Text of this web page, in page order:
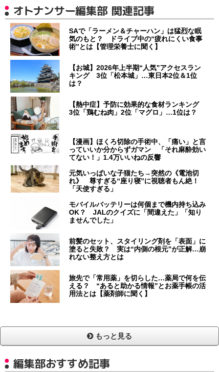
オトナンサー編集部 関連記事
SAで「ラーメン＆チャーハン」は猛烈な眠
気のもと？ ドライブ中の“疲れにくい食事
術”とは【管理栄養士に聞く】
【お城】2026年上半期“人気”アクセスラン
キング 3位「松本城」…東日本2位＆1位
は？
【熱中症】予防に効果的な食材ランキング
3位「鶏むね肉」2位「マグロ」…1位は？
【漫画】ほくろ切除の手術中、「痛い」と言
っていいか分からずガマン 「それ麻酔効い
てない！」1.4万いいねの反響
元気いっぱいな子猫たち→突然の《電池切
れ》 尊すぎる“座り寝”に視聴者もん絶！
「天使すぎる」
モバイルバッテリーは何個まで機内持ち込み
OK？ JALのクイズに「間違えた」「知り
ませんでした」
前髪のセット、スタイリング剤を「表面」に
塗ると失敗？ 実は“内側の根元”が正解…崩
れない整え方とは
旅先で「常用薬」を切らした…薬局で何を伝
える？ “あると助かる情報”とお薬手帳の活
用法とは【薬剤師に聞く】
もっと見る
編集部おすすめ記事